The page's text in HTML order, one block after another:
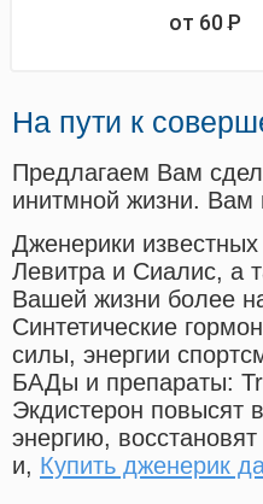
от 60Р
На пути к
Предлагаем Вам
инитмной жизни. Вам
Дженерики
Левитра и Сиалис, а
Вашей жизни более
Синтетические
силы, энергии
БАДы и препараты:
Экдистерон повысят
энергию,
и, Купить дженерик